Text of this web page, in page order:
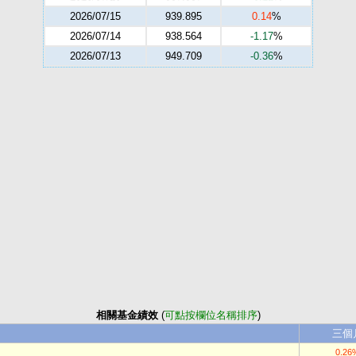
2026/07/15
939.895 0.14%
2026/07/14
938.564 -1.17%
2026/07/13
949.709 -0.36%
相關基金績效(可點按欄位名稱排序)
三個